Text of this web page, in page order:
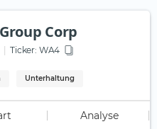
Corp
Ticker: WA4
Unterhaltung
Analyse